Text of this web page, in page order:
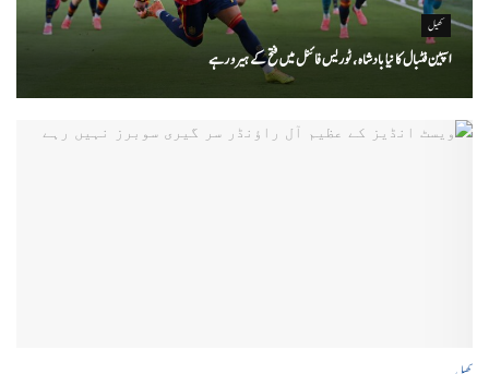
کھیل
اسپین فٹبال کا نیا بادشاہ ، ٹوریس فائنل میں فتح کے ہیرو رہے